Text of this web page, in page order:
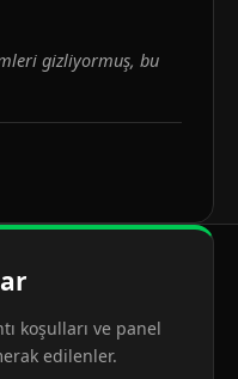
gizliyormuş, bu
koşulları ve panel
edilenler.